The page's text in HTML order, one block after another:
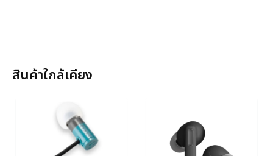
สินค้าใกล้เคียง